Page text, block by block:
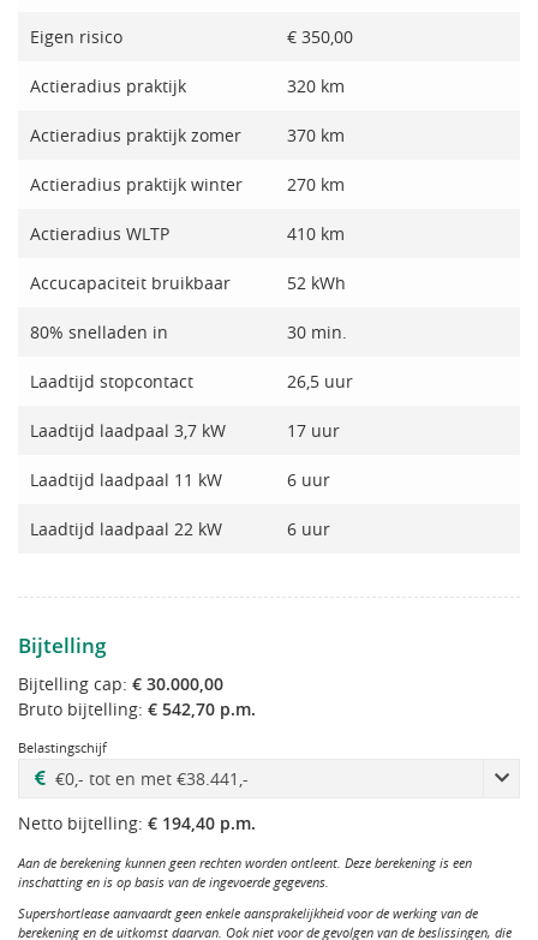
Eigen risico € 350,00
Actieradius praktijk 320 km
Actieradius praktijk zomer 370 km
Actieradius praktijk winter 270 km
Actieradius WLTP 410 km
Accucapaciteit bruikbaar 52 kWh
80% snelladen in 30 min.
Laadtijd stopcontact 26,5 uur
Laadtijd laadpaal 3,7 kW 17 uur
Laadtijd laadpaal 11 kW 6 uur
Laadtijd laadpaal 22 kW 6 uur
Bijtelling
Bijtelling cap: € 30.000,00
Bruto bijtelling: € 542,70 p.m.
Belastingschijf
Netto bijtelling: € 194,40 p.m.
Aan de berekening kunnen geen rechten worden ontleent. Deze berekening is een
inschatting en is op basis van de ingevoerde gegevens.
Supershortlease aanvaardt geen enkele aansprakelijkheid voor de werking van de
berekening en de uitkomst daarvan. Ook niet voor de gevolgen van de beslissingen, die